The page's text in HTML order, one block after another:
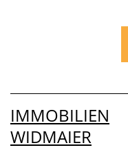
IMMOBILIEN
WIDMAIER